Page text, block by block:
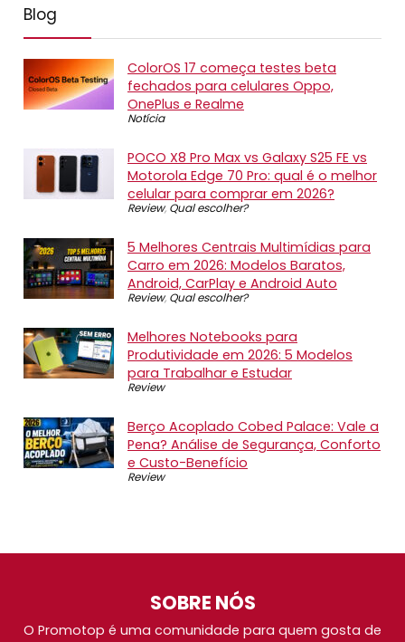
Blog
ColorOS 17 começa testes beta
fechados para celulares Oppo,
OnePlus e Realme
Notícia
POCO X8 Pro Max vs Galaxy S25 FE vs
Motorola Edge 70 Pro: qual é o melhor
celular para comprar em 2026?
Review, Qual escolher?
5 Melhores Centrais Multimídias para
Carro em 2026: Modelos Baratos,
Android, CarPlay e Android Auto
Review, Qual escolher?
Melhores Notebooks para
Produtividade em 2026: 5 Modelos
para Trabalhar e Estudar
Review
Berço Acoplado Cobed Palace: Vale a
Pena? Análise de Segurança, Conforto
e Custo-Benefício
Review
SOBRE NÓS
O Promotop é uma comunidade para quem gosta de